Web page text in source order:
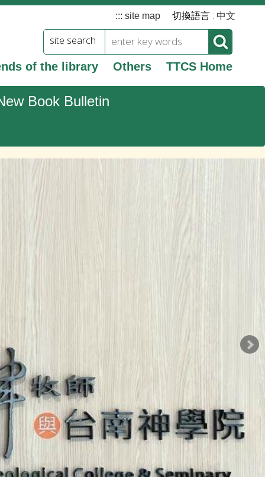
::: site map 切換語言 : 中文
site search
of the library
Others TTCS Home
Book Bulletin